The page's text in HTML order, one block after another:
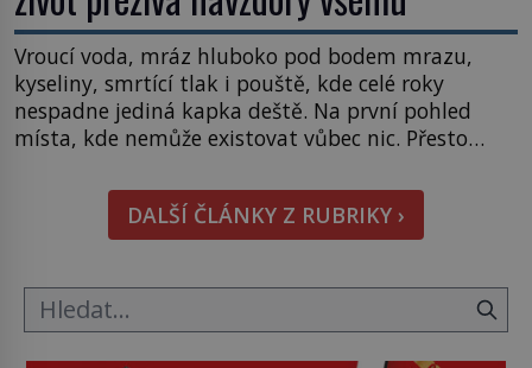
Vroucí voda, mráz hluboko pod bodem mrazu,
kyseliny, smrtící tlak i pouště, kde celé roky
nespadne jediná kapka deště. Na první pohled
místa, kde nemůže existovat vůbec nic. Přesto
posouvají hranice života. Každý nový nález mění
naše představy o tom, co všechno dokáže příroda a
napovídá, kde bychom jednou […]
DALŠÍ ČLÁNKY Z RUBRIKY ›